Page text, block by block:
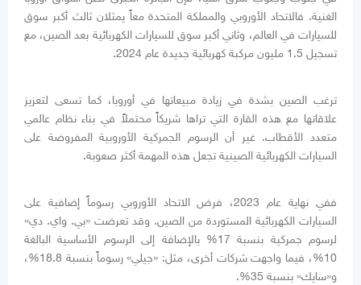
الغنية. فالاتحاد الأوروبي والمملكة المتحدة معاً يمثلان ثالث أكبر سوق
للسيارات في العالم، وثاني أكبر سوق للسيارات الكهربائية بعد الصين، مع
تسجيل 1.5 مليون مركبة كهربائية جديدة عام 2024.
ترغب الصين بشدة في زيادة مبيعاتها في أوروبا، كما تسعى لتعزيز
علاقاتها مع هذه القارة التي تراها شريكاً محتملاً في بناء نظام عالمي
متعدد الأقطاب. غير أن الرسوم الجمركية الأوروبية المفروضة على
السيارات الكهربائية الصينية تجعل هذه المهمة أكثر صعوبة.
ففي نهاية عام 2023، فرض الاتحاد الأوروبي رسوماً إضافية على
السيارات الكهربائية المستوردة من الصين. وقد تعرضت «بي. واي. دي»
لرسوم جمركية بنسبة 17% بالإضافة إلى الرسوم الأساسية البالغة
10%، فيما واجهت شركات أخرى، مثل: «جيلي» رسوماً بنسبة 18.8%،
و«سايك» بنسبة 35%.